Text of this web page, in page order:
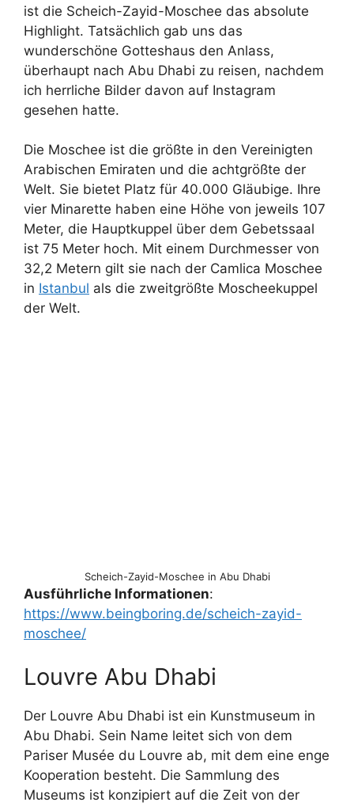
ist die Scheich-Zayid-Moschee das absolute
Highlight. Tatsächlich gab uns das
wunderschöne Gotteshaus den Anlass,
überhaupt nach Abu Dhabi zu reisen, nachdem
ich herrliche Bilder davon auf Instagram
gesehen hatte.
Die Moschee ist die größte in den Vereinigten
Arabischen Emiraten und die achtgrößte der
Welt. Sie bietet Platz für 40.000 Gläubige. Ihre
vier Minarette haben eine Höhe von jeweils 107
Meter, die Hauptkuppel über dem Gebetssaal
ist 75 Meter hoch. Mit einem Durchmesser von
32,2 Metern gilt sie nach der Camlica Moschee
in Istanbul als die zweitgrößte Moscheekuppel
der Welt.
Scheich-Zayid-Moschee in Abu Dhabi
Ausführliche Informationen:
https://www.beingboring.de/scheich-zayid-
moschee/
Louvre Abu Dhabi
Der Louvre Abu Dhabi ist ein Kunstmuseum in
Abu Dhabi. Sein Name leitet sich von dem
Pariser Musée du Louvre ab, mit dem eine enge
Kooperation besteht. Die Sammlung des
Museums ist konzipiert auf die Zeit von der